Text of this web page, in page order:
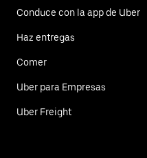
Conduce con la app de Uber
Haz entregas
Comer
Uber para Empresas
Uber Freight